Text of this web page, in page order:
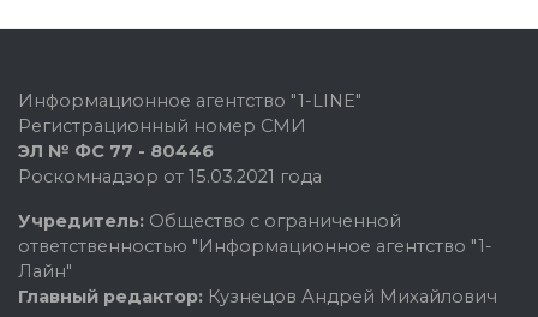
Информационное агентство "1-LINE"
Регистрационный номер СМИ
ЭЛ № ФС 77 - 80446
Роскомнадзор от 15.03.2021 года
Учредитель: Общество с ограниченной
ответственностью "Информационное агентство "1-
Лайн"
Главный редактор: Кузнецов Андрей Михайлович